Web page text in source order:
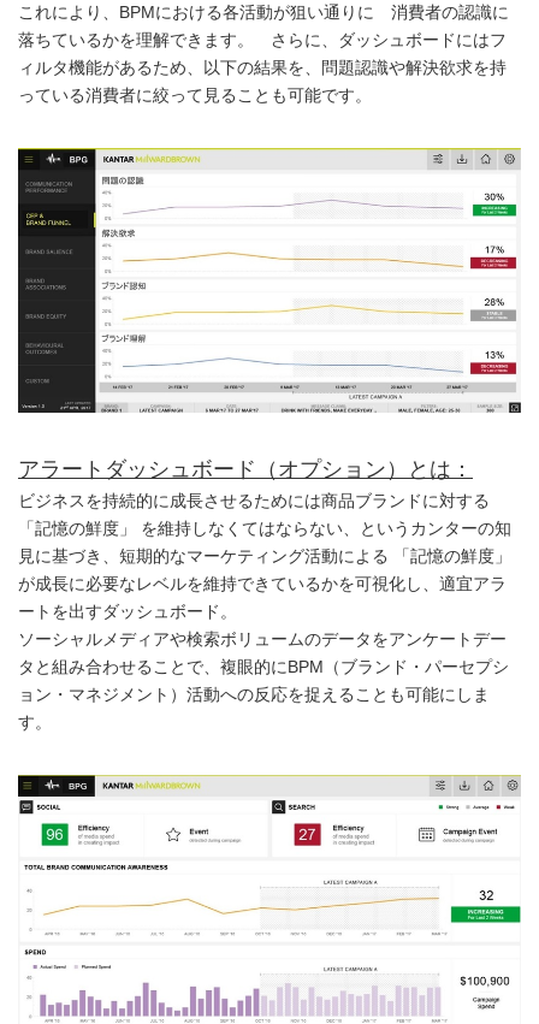
これにより、BPMにおける各活動が狙い通りに 消費者の認識に
落ちているかを理解できます。 さらに、ダッシュボードにはフ
ィルタ機能があるため、以下の結果を、問題認識や解決欲求を持
っている消費者に絞って見ることも可能です。
アラートダッシュボード（オプション）とは：
ビジネスを持続的に成長させるためには商品ブランドに対する
「記憶の鮮度」 を維持しなくてはならない、というカンターの知
見に基づき、短期的なマーケティング活動による 「記憶の鮮度」
が成長に必要なレベルを維持できているかを可視化し、適宜アラ
ートを出すダッシュボード。
ソーシャルメディアや検索ボリュームのデータをアンケートデー
タと組み合わせることで、複眼的にBPM（ブランド・パーセプシ
ョン・マネジメント）活動への反応を捉えることも可能にしま
す。